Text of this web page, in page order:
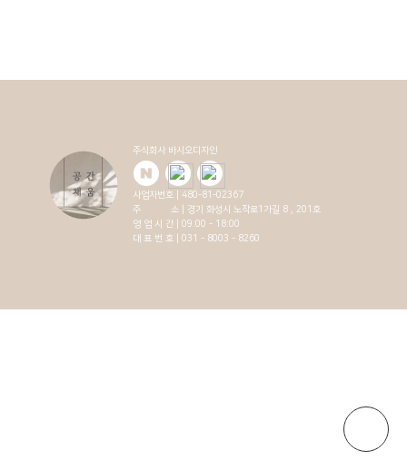
주식회사 바시오디자인
사업자번호 | 480-81-02367
주 소 | 경기 화성시 노작로1가길 8 , 201호
영 업 시 간 | 09:00 - 18:00
대 표 번 호 | 031 - 8003 - 8260